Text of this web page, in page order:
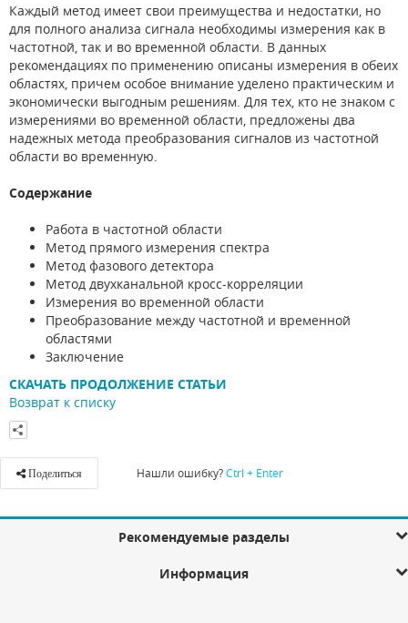
Каждый метод имеет свои преимущества и недостатки, но
для полного анализа сигнала необходимы измерения как в
частотной, так и во временной области. В данных
рекомендациях по применению описаны измерения в обеих
областях, причем особое внимание уделено практическим и
экономически выгодным решениям. Для тех, кто не знаком с
измерениями во временной области, предложены два
надежных метода преобразования сигналов из частотной
области во временную.
Содержание
Работа в частотной области
Метод прямого измерения спектра
Метод фазового детектора
Метод двухканальной кросс-корреляции
Измерения во временной области
Преобразование между частотной и временной
областями
Заключение
СКАЧАТЬ ПРОДОЛЖЕНИЕ СТАТЬИ
Возврат к списку
Поделиться Нашли ошибку?Ctrl + Enter
Рекомендуемые разделы
Информация